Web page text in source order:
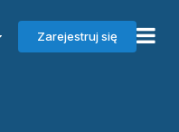
Zarejestruj się